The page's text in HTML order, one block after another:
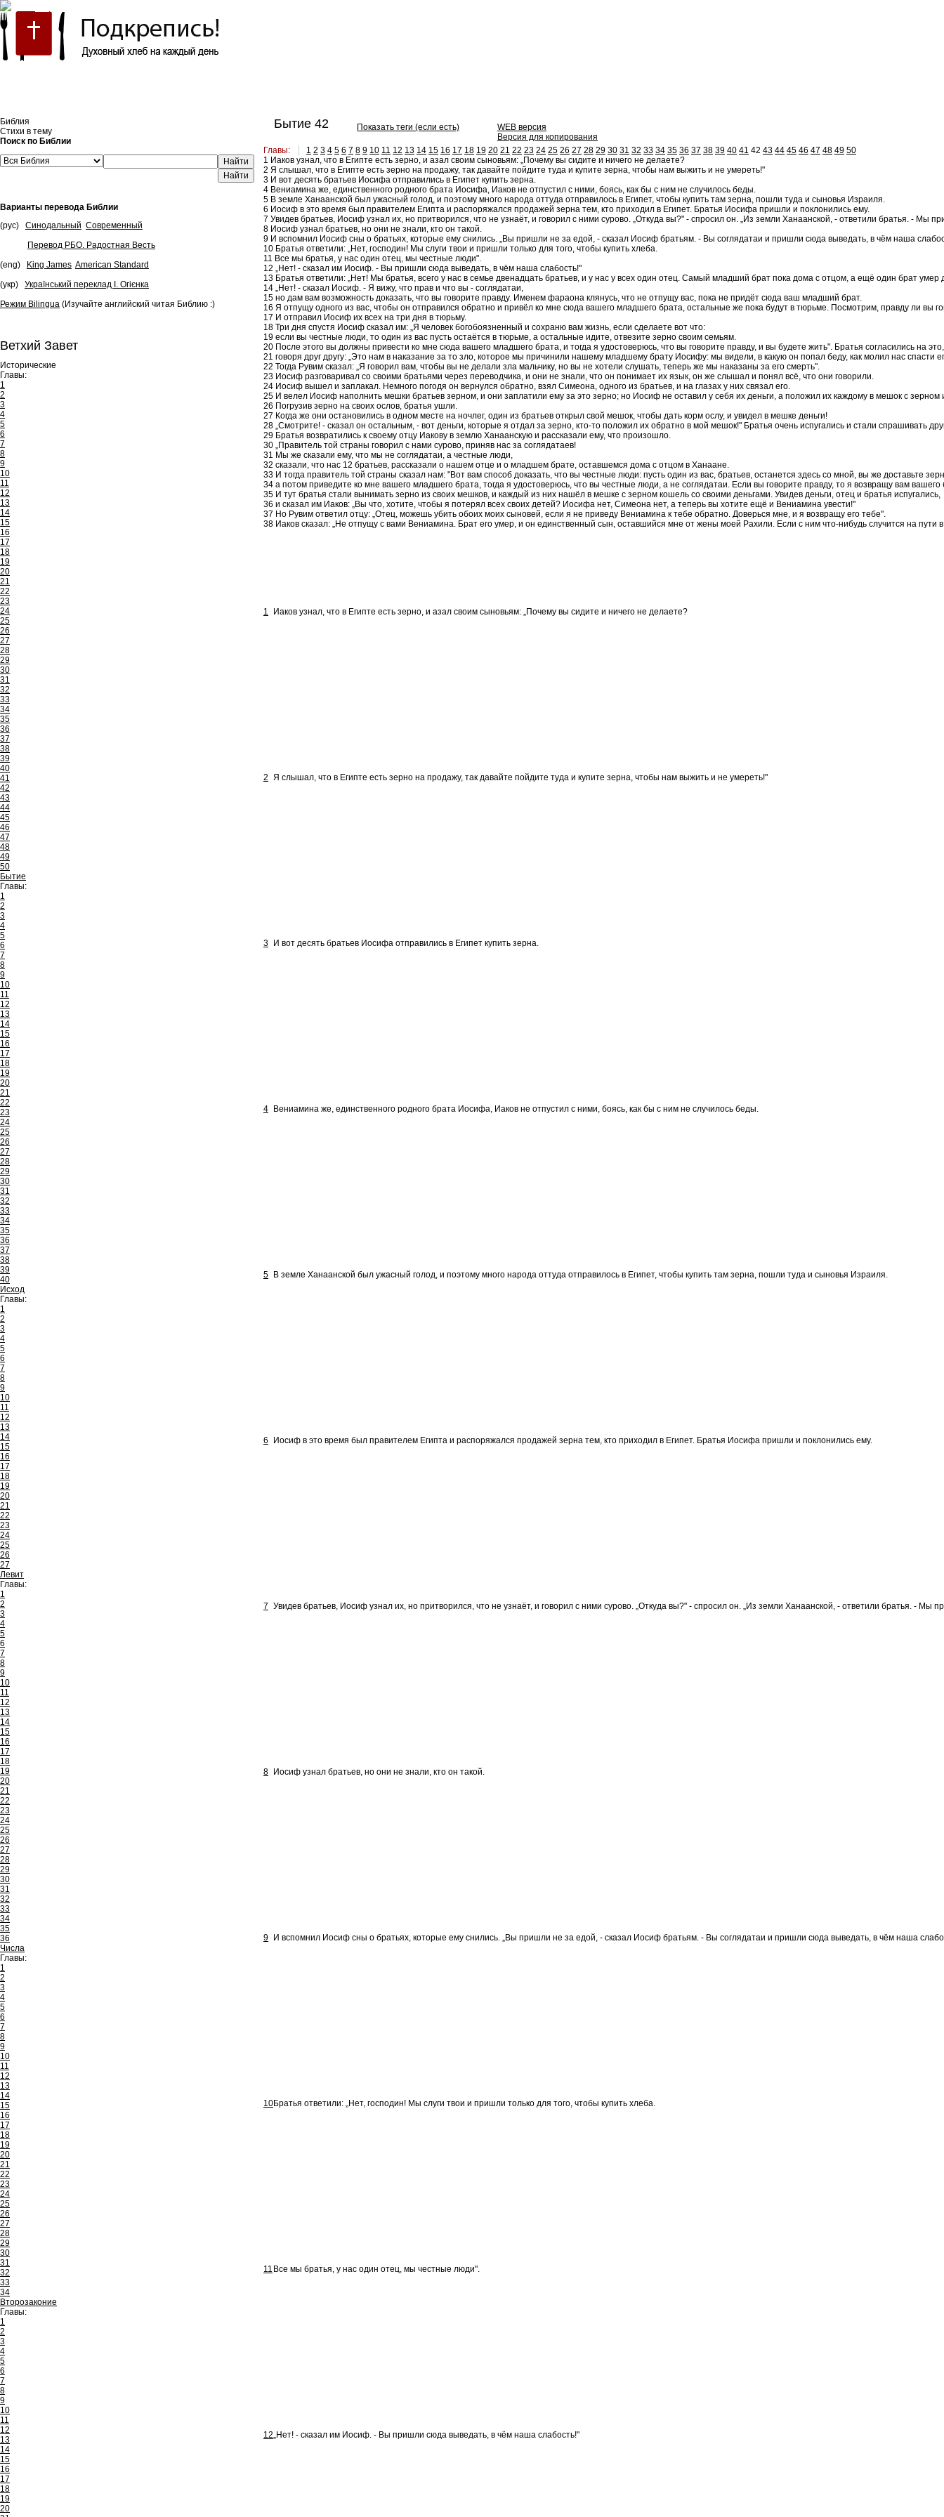
Библия
Стихи в тему
Поиск по Библии
Найти
Варианты перевода Библии
(рус)
Синодальный Современный
Перевод РБО. Радостная Весть
(eng)
King James American Standard
(укр)
Український переклад І. Огієнка
Режим Bilingua (Изучайте английский читая Библию :)
Ветхий Завет
Исторические
Главы:
1
2
3
4
5
6
7
8
9
10
11
12
13
14
15
16
17
18
19
20
21
22
23
24
25
26
27
28
29
30
31
32
33
34
35
36
37
38
39
40
41
42
43
44
45
46
47
48
49
50
Бытие
Главы:
1
2
3
4
5
6
7
8
9
10
11
12
13
14
15
16
17
18
19
20
21
22
23
24
25
26
27
28
29
30
31
32
33
34
35
36
37
38
39
40
Исход
Главы:
1
2
3
4
5
6
7
8
9
10
11
12
13
14
15
16
17
18
19
20
21
22
23
24
25
26
27
Левит
Главы:
1
2
3
4
5
6
7
8
9
10
11
12
13
14
15
16
17
18
19
20
21
22
23
24
25
26
27
28
29
30
31
32
33
34
35
36
Числа
Главы:
1
2
3
4
5
6
7
8
9
10
11
12
13
14
15
16
17
18
19
20
21
22
23
24
25
26
27
28
29
30
31
32
33
34
Второзаконие
Главы:
1
2
3
4
5
6
7
8
9
10
11
12
13
14
15
16
17
18
19
20
Бытие 42 Показать теги (если есть)
WEB версия
Версия для копирования
Главы:
1 2 3 4 5 6 7 8 9 10 11 12 13 14 15 16 17 18 19 20 21 22 23 24 25 26 27 28 29 30 31 32 33 34 35 36 37 38 39 40 41 42 43 44 45 46 47 48 49 50
1 Иаков узнал, что в Египте есть зерно, и азал своим сыновьям: „Почему вы сидите и ничего не делаете?
2 Я слышал, что в Египте есть зерно на продажу, так давайте пойдите туда и купите зерна, чтобы нам выжить и не умереть!"
3 И вот десять братьев Иосифа отправились в Египет купить зерна.
4 Вениамина же, единственного родного брата Иосифа, Иаков не отпустил с ними, боясь, как бы с ним не случилось беды.
5 В земле Ханаанской был ужасный голод, и поэтому много народа оттуда отправилось в Египет, чтобы купить там зерна, пошли туда и сыновья Израиля.
6 Иосиф в это время был правителем Египта и распоряжался продажей зерна тем, кто приходил в Египет. Братья Иосифа пришли и поклонились ему.
7 Увидев братьев, Иосиф узнал их, но притворился, что не узнаёт, и говорил с ними сурово. „Откуда вы?" - спросил он. „Из земли Ханаанской, - ответили братья. - Мы
8 Иосиф узнал братьев, но они не знали, кто он такой.
9 И вспомнил Иосиф сны о братьях, которые ему снились. „Вы пришли не за едой, - сказал Иосиф братьям. - Вы соглядатаи и пришли сюда выведать, в чём наша
10 Братья ответили: „Нет, господин! Мы слуги твои и пришли только для того, чтобы купить хлеба.
11 Все мы братья, у нас один отец, мы честные люди".
12 „Нет! - сказал им Иосиф. - Вы пришли сюда выведать, в чём наша слабость!"
13 Братья ответили: „Нет! Мы братья, всего у нас в семье двенадцать братьев, и у нас у всех один отец. Самый младший брат пока дома с отцом, а ещё один брат
14 „Нет! - сказал Иосиф. - Я вижу, что прав и что вы - соглядатаи,
15 но дам вам возможность доказать, что вы говорите правду. Именем фараона клянусь, что не отпущу вас, пока не придёт сюда ваш младший брат.
16 Я отпущу одного из вас, чтобы он отправился обратно и привёл ко мне сюда вашего младшего брата, остальные же пока будут в тюрьме. Посмотрим, правду ли вы
17 И отправил Иосиф их всех на три дня в тюрьму.
18 Три дня спустя Иосиф сказал им: „Я человек богобоязненный и сохраню вам жизнь, если сделаете вот что:
19 если вы честные люди, то один из вас пусть остаётся в тюрьме, а остальные идите, отвезите зерно своим семьям.
20 После этого вы должны привести ко мне сюда вашего младшего брата, и тогда я удостоверюсь, что вы говорите правду, и вы будете жить". Братья согласились на это,
21 говоря друг другу: „Это нам в наказание за то зло, которое мы причинили нашему младшему брату Иосифу: мы видели, в какую он попал беду, как молил нас спасти
22 Тогда Рувим сказал: „Я говорил вам, чтобы вы не делали зла мальчику, но вы не хотели слушать, теперь же мы наказаны за его смерть".
23 Иосиф разговаривал со своими братьями через переводчика, и они не знали, что он понимает их язык, он же слышал и понял всё, что они говорили.
24 Иосиф вышел и заплакал. Немного погодя он вернулся обратно, взял Симеона, одного из братьев, и на глазах у них связал его.
25 И велел Иосиф наполнить мешки братьев зерном, и они заплатили ему за это зерно; но Иосиф не оставил у себя их деньги, а положил их каждому в мешок с
26 Погрузив зерно на своих ослов, братья ушли.
27 Когда же они остановились в одном месте на ночлег, один из братьев открыл свой мешок, чтобы дать корм ослу, и увидел в мешке деньги!
28 „Смотрите! - сказал он остальным, - вот деньги, которые я отдал за зерно, кто-то положил их обратно в мой мешок!" Братья очень испугались и стали спрашивать
29 Братья возвратились к своему отцу Иакову в землю Ханаанскую и рассказали ему, что произошло.
30 „Правитель той страны говорил с нами сурово, приняв нас за соглядатаев!
31 Мы же сказали ему, что мы не соглядатаи, а честные люди,
32 сказали, что нас 12 братьев, рассказали о нашем отце и о младшем брате, оставшемся дома с отцом в Ханаане.
33 И тогда правитель той страны сказал нам: "Вот вам способ доказать, что вы честные люди: пусть один из вас, братьев, останется здесь со мной, вы же доставьте
34 а потом приведите ко мне вашего младшего брата, тогда я удостоверюсь, что вы честные люди, а не соглядатаи. Если вы говорите правду, то я возвращу вам
35 И тут братья стали вынимать зерно из своих мешков, и каждый из них нашёл в мешке с зерном кошель со своими деньгами. Увидев деньги, отец и братья испугались,
36 и сказал им Иаков: „Вы что, хотите, чтобы я потерял всех своих детей? Иосифа нет, Симеона нет, а теперь вы хотите ещё и Вениамина увести!"
37 Но Рувим ответил отцу: „Отец, можешь убить обоих моих сыновей, если я не приведу Вениамина к тебе обратно. Доверься мне, и я возвращу его тебе".
38 Иаков сказал: „Не отпущу с вами Вениамина. Брат его умер, и он единственный сын, оставшийся мне от жены моей Рахили. Если с ним что-нибудь случится на пути
1 Иаков узнал, что в Египте есть зерно, и азал своим сыновьям: „Почему вы сидите и ничего не делаете?
2 Я слышал, что в Египте есть зерно на продажу, так давайте пойдите туда и купите зерна, чтобы нам выжить и не умереть!"
3 И вот десять братьев Иосифа отправились в Египет купить зерна.
4 Вениамина же, единственного родного брата Иосифа, Иаков не отпустил с ними, боясь, как бы с ним не случилось беды.
5 В земле Ханаанской был ужасный голод, и поэтому много народа оттуда отправилось в Египет, чтобы купить там зерна, пошли туда и сыновья Израиля.
6 Иосиф в это время был правителем Египта и распоряжался продажей зерна тем, кто приходил в Египет. Братья Иосифа пришли и поклонились ему.
7 Увидев братьев, Иосиф узнал их, но притворился, что не узнаёт, и говорил с ними сурово. „Откуда вы?" - спросил он. „Из земли Ханаанской, - ответили братья. - Мы
8 Иосиф узнал братьев, но они не знали, кто он такой.
9 И вспомнил Иосиф сны о братьях, которые ему снились. „Вы пришли не за едой, - сказал Иосиф братьям. - Вы соглядатаи и пришли сюда выведать, в чём наша
10Братья ответили: „Нет, господин! Мы слуги твои и пришли только для того, чтобы купить хлеба.
11 Все мы братья, у нас один отец, мы честные люди".
12„Нет! - сказал им Иосиф. - Вы пришли сюда выведать, в чём наша слабость!"